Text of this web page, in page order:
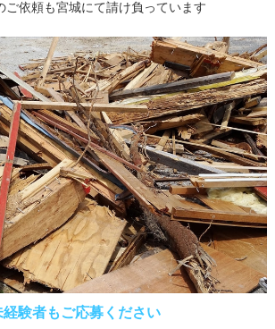
ご依頼も宮城にて請け負っています
経験者もご応募ください